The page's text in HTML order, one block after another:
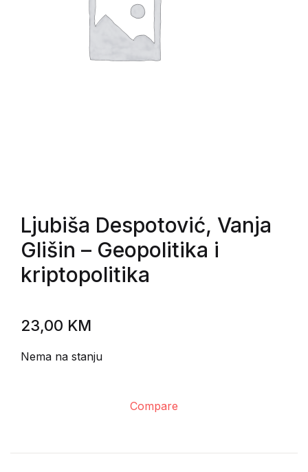
Ljubiša Despotović, Vanja
Glišin – Geopolitika i
kriptopolitika
23,00 KM
Nema na stanju
Compare